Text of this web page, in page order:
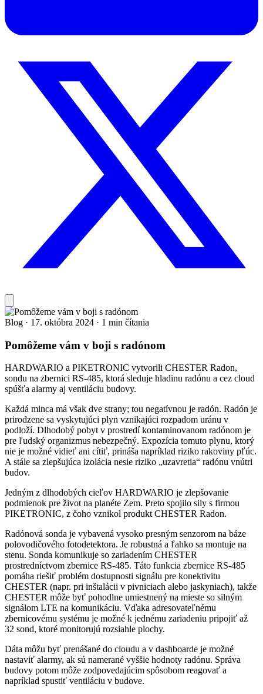
Blog · 17. októbra 2024 · 1 min čítania
Pomôžeme vám v boji s radónom
HARDWARIO a PIKETRONIC vytvorili CHESTER Radon,
sondu na zbernici RS-485, ktorá sleduje hladinu radónu a cez cloud
spúšťa alarmy aj ventiláciu budovy.
Každá minca má však dve strany; tou negatívnou je radón. Radón je
prirodzene sa vyskytujúci plyn vznikajúci rozpadom uránu v
podloží. Dlhodobý pobyt v prostredí kontaminovanom radónom je
pre ľudský organizmus nebezpečný. Expozícia tomuto plynu, ktorý
nie je možné vidieť ani cítiť, prináša napríklad riziko rakoviny pľúc.
A stále sa zlepšujúca izolácia nesie riziko „uzavretia“ radónu vnútri
budov.
Jedným z dlhodobých cieľov HARDWARIO je zlepšovanie
podmienok pre život na planéte Zem. Preto spojilo sily s firmou
PIKETRONIC, z čoho vznikol produkt CHESTER Radon.
Radónová sonda je vybavená vysoko presným senzorom na báze
polovodičového fotodetektora. Je robustná a ľahko sa montuje na
stenu. Sonda komunikuje so zariadením CHESTER
prostredníctvom zbernice RS-485. Táto funkcia zbernice RS-485
pomáha riešiť problém dostupnosti signálu pre konektivitu
CHESTER (napr. pri inštalácii v pivniciach alebo jaskyniach), takže
CHESTER môže byť pohodlne umiestnený na mieste so silným
signálom LTE na komunikáciu. Vďaka adresovateľnému
zbernicovému systému je možné k jednému zariadeniu pripojiť až
32 sond, ktoré monitorujú rozsiahle plochy.
Dáta môžu byť prenášané do cloudu a v dashboarde je možné
nastaviť alarmy, ak sú namerané vyššie hodnoty radónu. Správa
budovy potom môže zodpovedajúcim spôsobom reagovať a
napríklad spustiť ventiláciu v budove.